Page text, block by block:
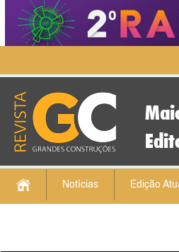
Notícias Edição